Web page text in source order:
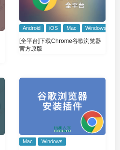
Android iOS Mac Windows
[全平台]下载Chrome谷歌浏览器
官方原版
Mac Windows